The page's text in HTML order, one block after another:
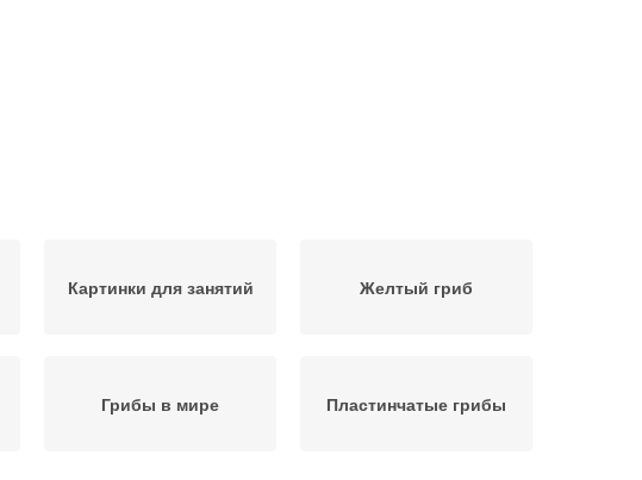
Картинки для занятий Желтый гриб
Грибы в мире Пластинчатые грибы